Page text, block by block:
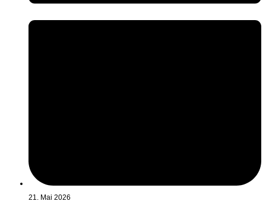
21. Mai 2026